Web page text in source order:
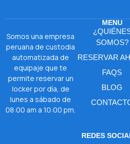
Somos una empresa
peruana de custodia
automatizada de
equipaje que te
permite reservar un
locker por día, de
lunes a sábado de
08:00 am a 10:00 pm.
MENU
SOMOS?
RESERVAR
FAQS
BLOG
REDES